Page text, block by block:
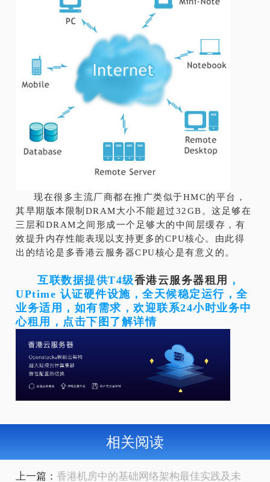
现在很多主流厂商都在推广类似于HMC的平台，
其早期版本限制DRAM大小不能超过32GB。这足够在
三层和DRAM之间形成一个足够大的中间层缓存，有
效提升内存性能表现以支持更多的CPU核心。由此得
出的结论是多香港云服务器CPU核心是有意义的。
互联数据提供T4级香港云服务器租用
，
UPtime 认证硬件设施，全天候稳定运行，全
业务适用，如有需求，欢迎联系24小时业务中
心租用，点击下图了解详情
相关阅读
上一篇： 香港机房中的基础网络架构最佳实践及未